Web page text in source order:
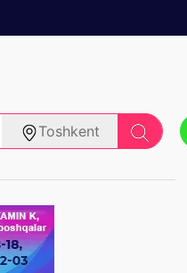
Toshkent